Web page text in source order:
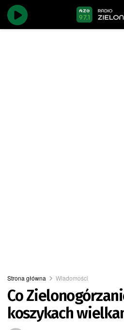
Strona główna Wiadomości
Co
koszykach